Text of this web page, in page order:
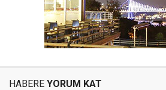
HABERE YORUM KAT